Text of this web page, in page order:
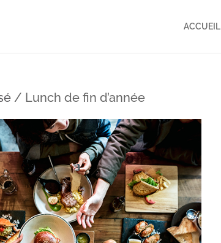
ACCUEIL
/ Lunch de fin d’année